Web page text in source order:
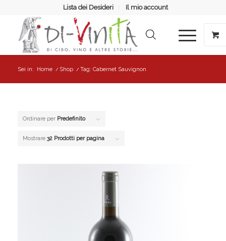
Lista dei Desideri Il mio account
Sei in: Home / Shop / Tag: Cabernet Sauvignon
Ordinare per Predefinito
Mostrare 32 Prodotti per pagina